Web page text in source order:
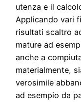
utenza e il
Applicando vari
risultati scaltro
mature ad
anche a
materialmente,
verosimile
ad esempio da